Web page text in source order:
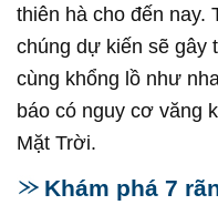
thiên hà cho đến nay.
chúng dự kiến sẽ gây
cùng khổng lồ như
báo có nguy cơ văng
Mặt Trời.
Khám phá 7